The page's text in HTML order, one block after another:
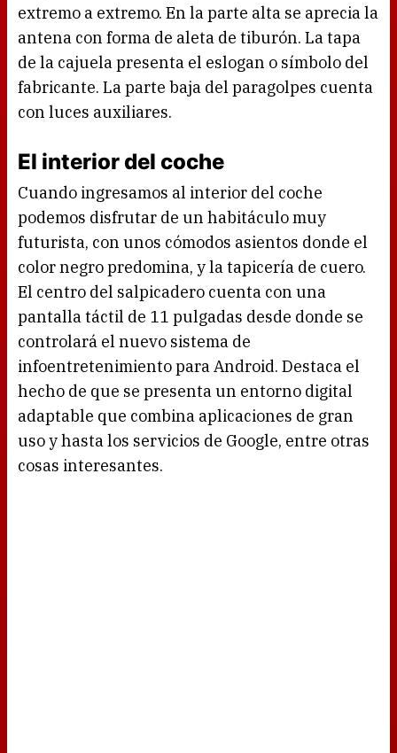
extremo a extremo. En la parte alta se aprecia la
antena con forma de aleta de tiburón. La tapa
de la cajuela presenta el eslogan o símbolo del
fabricante. La parte baja del paragolpes cuenta
con luces auxiliares.
El interior del coche
Cuando ingresamos al interior del coche
podemos disfrutar de un habitáculo muy
futurista, con unos cómodos asientos donde el
color negro predomina, y la tapicería de cuero.
El centro del salpicadero cuenta con una
pantalla táctil de 11 pulgadas desde donde se
controlará el nuevo sistema de
infoentretenimiento para Android. Destaca el
hecho de que se presenta un entorno digital
adaptable que combina aplicaciones de gran
uso y hasta los servicios de Google, entre otras
cosas interesantes.